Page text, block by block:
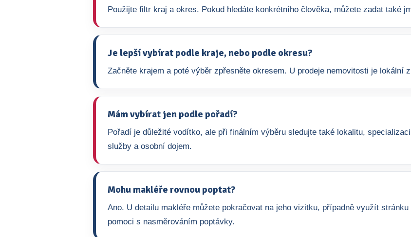
Použijte filtr kraj a okres. Pokud hledáte konkrétního člověka, můžete zadat také
Je lepší vybírat podle kraje, nebo podle okresu?
Začněte krajem a poté výběr zpřesněte okresem. U prodeje nemovitosti je lokální
Mám vybírat jen podle pořadí?
Pořadí je důležité vodítko, ale při finálním výběru sledujte také lokalitu,
služby a osobní dojem.
Mohu makléře rovnou poptat?
Ano. U detailu makléře můžete pokračovat na jeho vizitku, případně využít stránku
pomoci s nasměrováním poptávky.